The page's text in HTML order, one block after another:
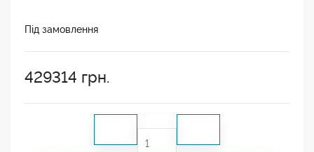
Під замовлення
429314 грн.